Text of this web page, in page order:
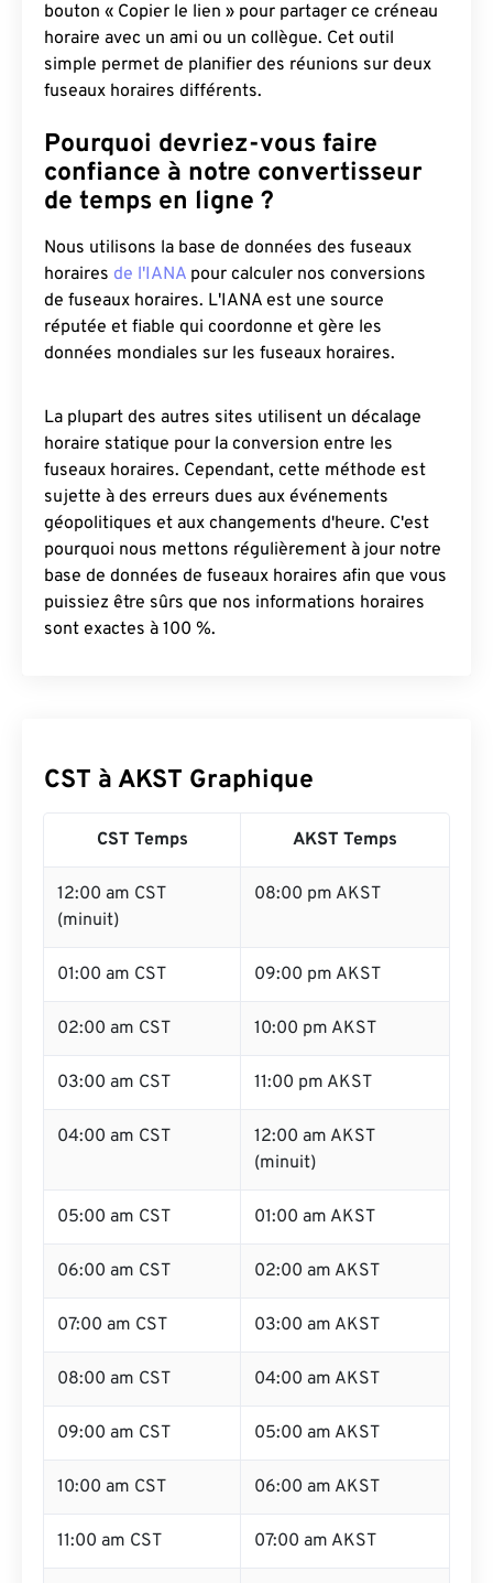
bouton « Copier le lien » pour partager ce créneau
horaire avec un ami ou un collègue. Cet outil
simple permet de planifier des réunions sur deux
fuseaux horaires différents.
Pourquoi devriez-vous faire
confiance à notre convertisseur
de temps en ligne ?
Nous utilisons la base de données des fuseaux
horaires de l'IANA pour calculer nos conversions
de fuseaux horaires. L'IANA est une source
réputée et fiable qui coordonne et gère les
données mondiales sur les fuseaux horaires.
La plupart des autres sites utilisent un décalage
horaire statique pour la conversion entre les
fuseaux horaires. Cependant, cette méthode est
sujette à des erreurs dues aux événements
géopolitiques et aux changements d'heure. C'est
pourquoi nous mettons régulièrement à jour notre
base de données de fuseaux horaires afin que vous
puissiez être sûrs que nos informations horaires
sont exactes à 100 %.
CST à AKST Graphique
CST Temps AKST Temps
12:00 am CST
(minuit)
08:00 pm AKST
01:00 am CST 09:00 pm AKST
02:00 am CST 10:00 pm AKST
03:00 am CST 11:00 pm AKST
04:00 am CST
12:00 am AKST
(minuit)
05:00 am CST 01:00 am AKST
06:00 am CST 02:00 am AKST
07:00 am CST 03:00 am AKST
08:00 am CST 04:00 am AKST
09:00 am CST 05:00 am AKST
10:00 am CST 06:00 am AKST
11:00 am CST 07:00 am AKST